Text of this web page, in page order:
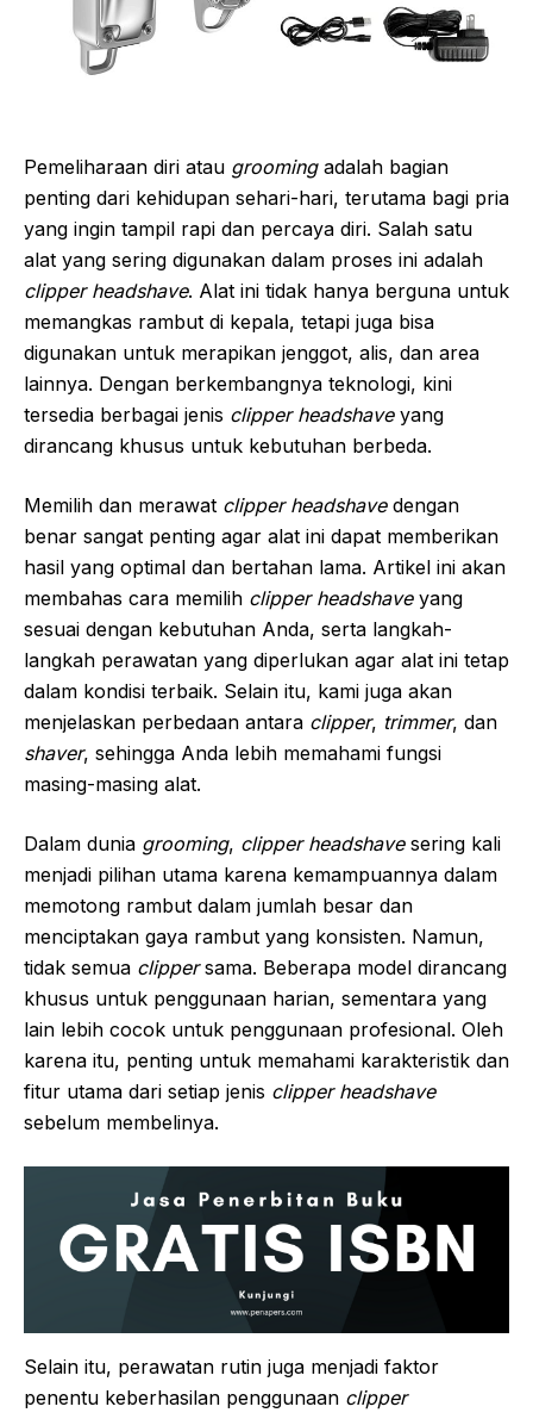
Pemeliharaan diri atau groomingadalah bagian
penting dari kehidupan sehari-hari, terutama bagi pria
yang ingin tampil rapi dan percaya diri. Salah satu
alat yang sering digunakan dalam proses ini adalah
clipper headshave. Alat ini tidak hanya berguna untuk
memangkas rambut di kepala, tetapi juga bisa
digunakan untuk merapikan jenggot, alis, dan area
lainnya. Dengan berkembangnya teknologi, kini
tersedia berbagai jenis clipper headshaveyang
dirancang khusus untuk kebutuhan berbeda.
Memilih dan merawat clipper headshavedengan
benar sangat penting agar alat ini dapat memberikan
hasil yang optimal dan bertahan lama. Artikel ini akan
membahas cara memilih clipper headshaveyang
sesuai dengan kebutuhan Anda, serta langkah-
langkah perawatan yang diperlukan agar alat ini tetap
dalam kondisi terbaik. Selain itu, kami juga akan
menjelaskan perbedaan antara clipper, trimmer, dan
shaver, sehingga Anda lebih memahami fungsi
masing-masing alat.
Dalam dunia grooming, clipper headshavesering kali
menjadi pilihan utama karena kemampuannya dalam
memotong rambut dalam jumlah besar dan
menciptakan gaya rambut yang konsisten. Namun,
tidak semua clippersama. Beberapa model dirancang
khusus untuk penggunaan harian, sementara yang
lain lebih cocok untuk penggunaan profesional. Oleh
karena itu, penting untuk memahami karakteristik dan
fitur utama dari setiap jenis clipper headshave
sebelum membelinya.
Selain itu, perawatan rutin juga menjadi faktor
penentu keberhasilan penggunaan clipper